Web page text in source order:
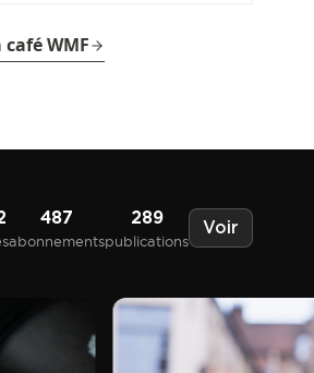
WMF
487
abonnements
289
publications
Voir